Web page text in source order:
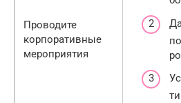
Проводите
корпоративные
мероприятия